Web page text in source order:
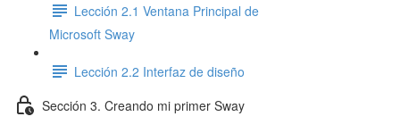
Lección 2.1 Ventana Principal de
Microsoft Sway
Lección 2.2 Interfaz de diseño
Sección 3. Creando mi primer Sway